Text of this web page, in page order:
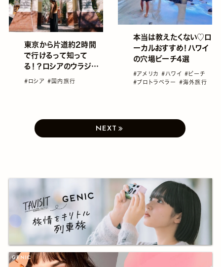
東京から片道約2時間
で行けるって知って
る！？ロシアのウラジオ
ストクの魅力
#ロシア #国内旅行
本当は教えたくない♡ロ
ーカルおすすめ！ハワイ
の穴場ビーチ4選
#アメリカ#ハワイ#ビーチ
#プロトラベラー #海外旅行